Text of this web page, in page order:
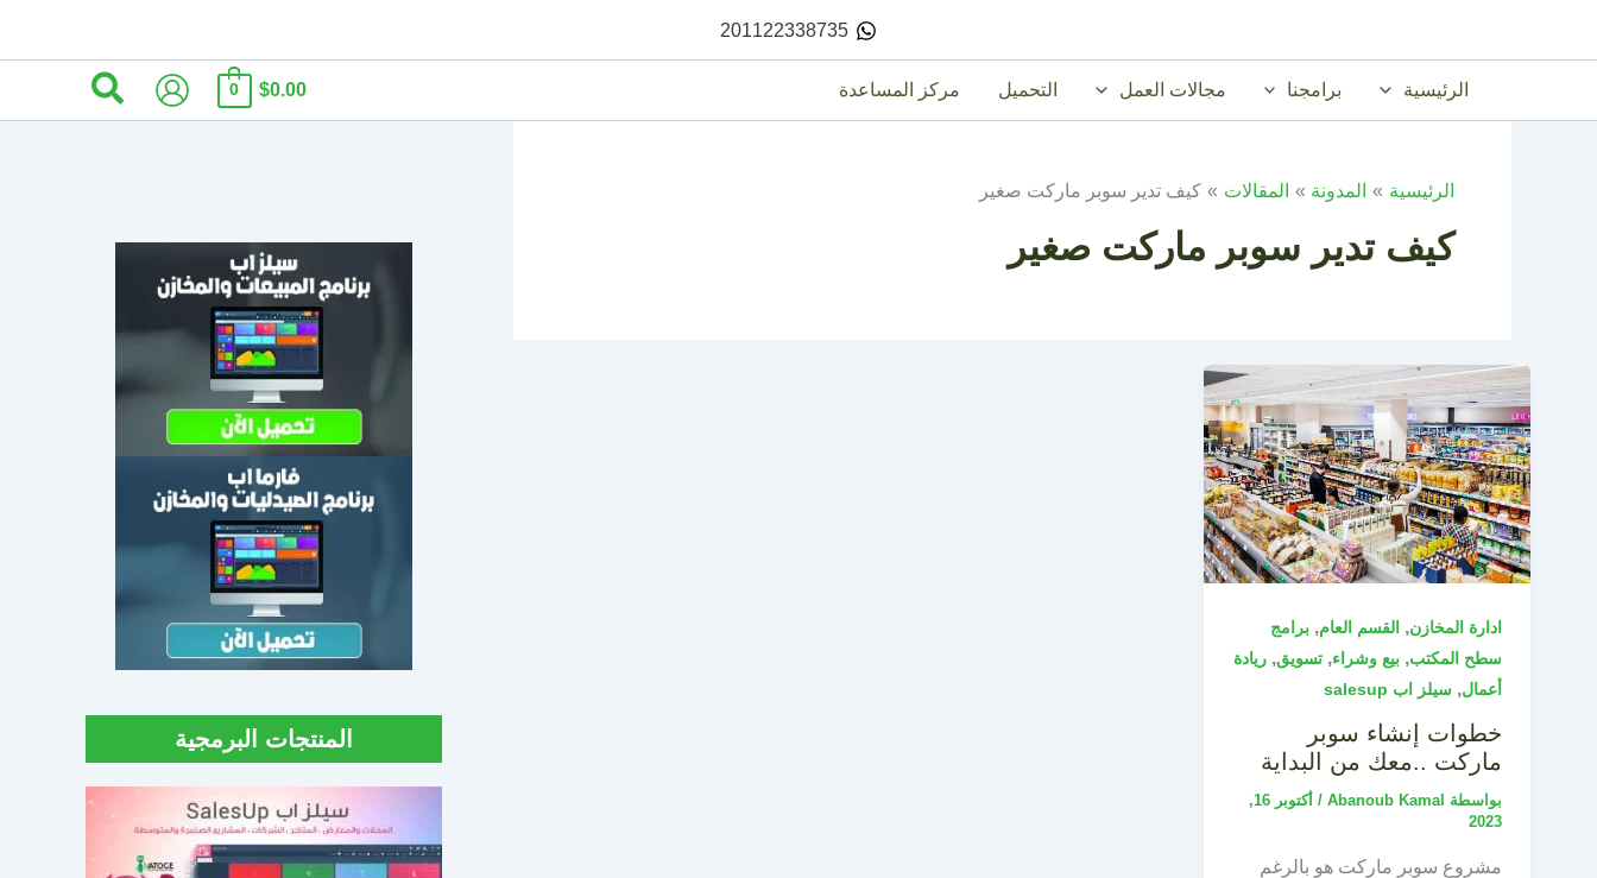
201122338735
الرئيسية برامجنا مجالات العمل التحميل مركز المساعدة $0.00
0 البحث
الرئيسية المدونة المقالات كيف تدير سوبر ماركت صغير
كيف تدير سوبر ماركت صغير
ادارة المخازن, القسم العام, برامج
سطح المكتب, بيع وشراء, تسويق, ريادة
أعمال, سيلز اب salesup
خطوات إنشاء سوبر
ماركت ..معك من البداية
بواسطة Abanoub Kamal
/
أكتوبر 16,
2023
مشروع سوبر ماركت هو بالرغم
المنتجات البرمجية